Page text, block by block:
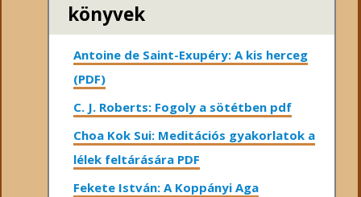
könyvek
Antoine de Saint-Exupéry: A kis herceg
(PDF)
C. J. Roberts: Fogoly a sötétben pdf
Choa Kok Sui: Meditációs gyakorlatok a
lélek feltárására PDF
Fekete István: A Koppányi Aga